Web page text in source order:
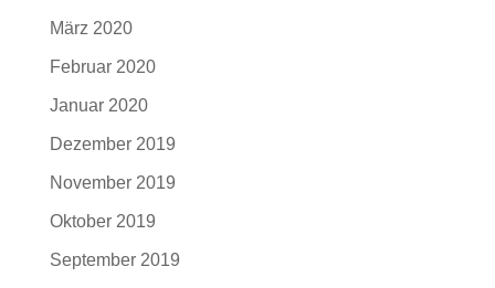
März 2020
Februar 2020
Januar 2020
Dezember 2019
November 2019
Oktober 2019
September 2019